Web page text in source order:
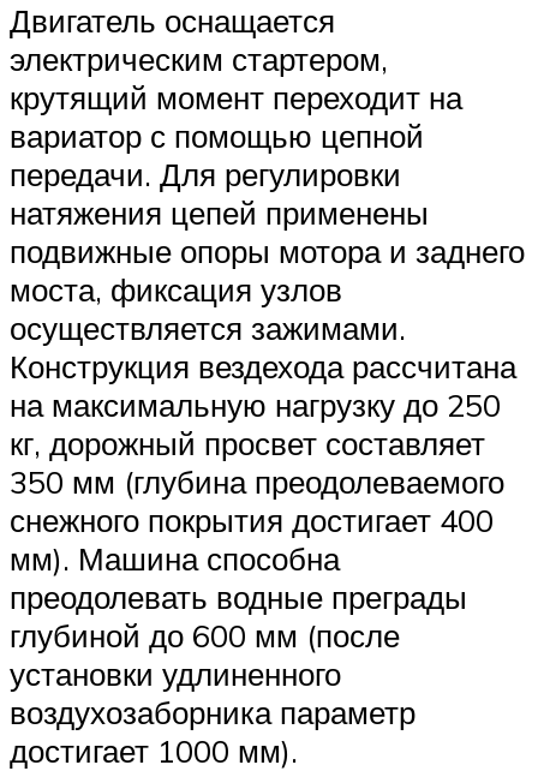
Двигатель оснащается
электрическим стартером,
крутящий момент переходит на
вариатор с помощью цепной
передачи. Для регулировки
натяжения цепей применены
подвижные опоры мотора и заднего
моста, фиксация узлов
осуществляется зажимами.
Конструкция вездехода рассчитана
на максимальную нагрузку до 250
кг, дорожный просвет составляет
350 мм (глубина преодолеваемого
снежного покрытия достигает 400
мм). Машина способна
преодолевать водные преграды
глубиной до 600 мм (после
установки удлиненного
воздухозаборника параметр
достигает 1000 мм).